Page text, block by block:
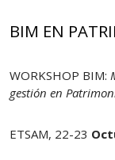
BIM EN
WORKSHOP BIM:
gestión en
ETSAM, 22-23